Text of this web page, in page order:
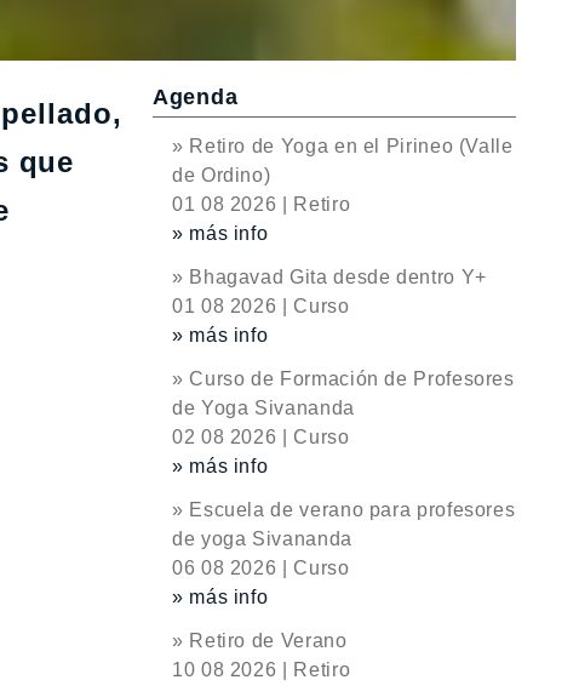
que
Agenda
» Retiro de Yoga en el Pirineo (Valle
de Ordino)
01 08 2026 | Retiro
» más info
» Bhagavad Gita desde dentro Y+
01 08 2026 | Curso
» más info
» Curso de Formación de Profesores
de Yoga Sivananda
02 08 2026 | Curso
» más info
» Escuela de verano para profesores
de yoga Sivananda
06 08 2026 | Curso
» más info
» Retiro de Verano
10 08 2026 | Retiro